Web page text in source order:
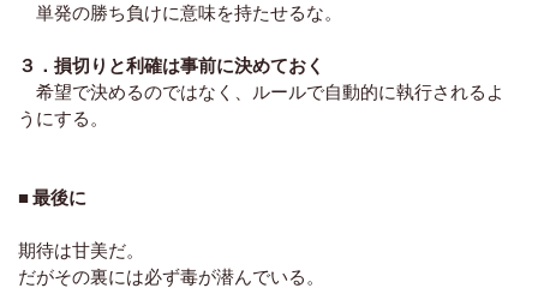
単発の勝ち負けに意味を持たせるな。
３．損切りと利確は事前に決めておく
希望で決めるのではなく、ルールで自動的に執行されるよ
うにする。
■ 最後に
期待は甘美だ。
だがその裏には必ず毒が潜んでいる。